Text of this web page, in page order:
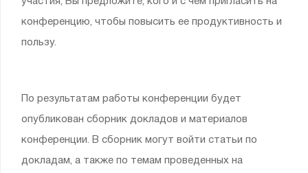
конференцию, чтобы повысить ее продуктивность и
пользу.
По результатам работы конференции будет
опубликован сборник докладов и материалов
конференции. В сборник могут войти статьи по
докладам, а также по темам проведенных на